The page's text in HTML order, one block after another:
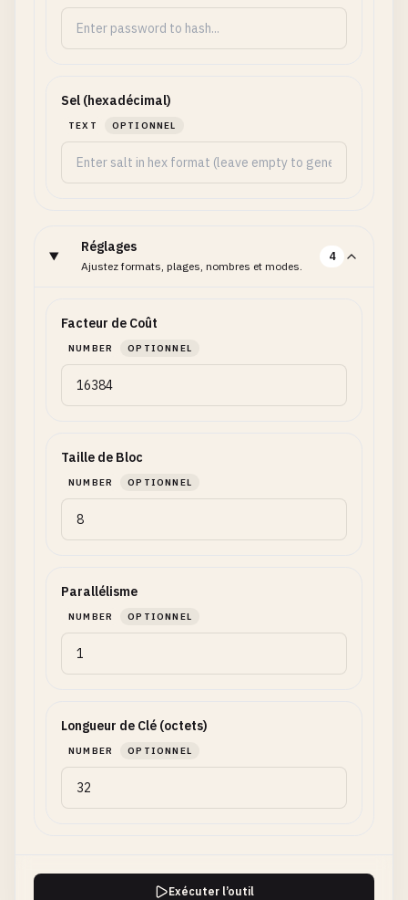
Sel (hexadécimal)
TEXT OPTIONNEL
Réglages
Ajustez formats, plages, nombres et modes.
4
Facteur de Coût
NUMBER OPTIONNEL
Taille de Bloc
NUMBER OPTIONNEL
Parallélisme
NUMBER OPTIONNEL
Longueur de Clé (octets)
NUMBER OPTIONNEL
Exécuter l’outil